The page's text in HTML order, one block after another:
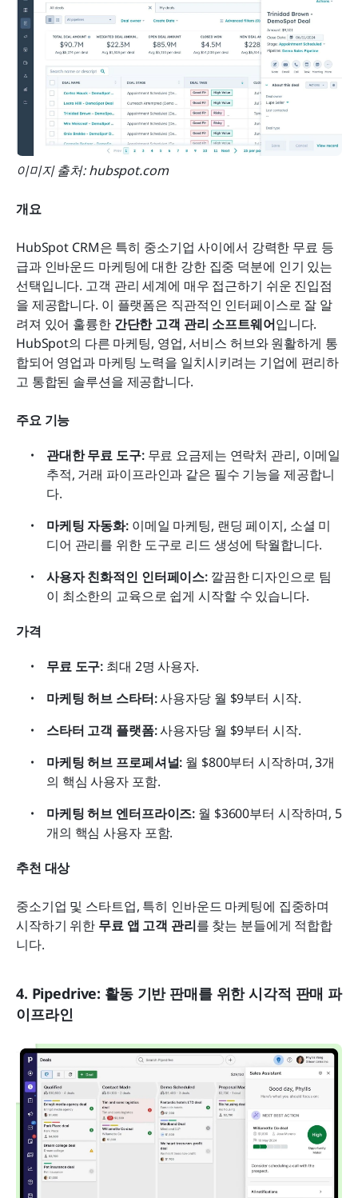
이미지 출처: hubspot.com
개요
HubSpot CRM은 특히 중소기업 사이에서 강력한 무료 등
급과 인바운드 마케팅에 대한 강한 집중 덕분에 인기 있는
선택입니다. 고객 관리 세계에 매우 접근하기 쉬운 진입점
을 제공합니다. 이 플랫폼은 직관적인 인터페이스로 잘 알
려져 있어 훌륭한 간단한 고객 관리 소프트웨어입니다.
HubSpot의 다른 마케팅, 영업, 서비스 허브와 원활하게 통
합되어 영업과 마케팅 노력을 일치시키려는 기업에 편리하
고 통합된 솔루션을 제공합니다.
주요 기능
관대한 무료 도구: 무료 요금제는 연락처 관리, 이메일
추적, 거래 파이프라인과 같은 필수 기능을 제공합니
다.
마케팅 자동화: 이메일 마케팅, 랜딩 페이지, 소셜 미
디어 관리를 위한 도구로 리드 생성에 탁월합니다.
사용자 친화적인 인터페이스: 깔끔한 디자인으로 팀
이 최소한의 교육으로 쉽게 시작할 수 있습니다.
가격
무료 도구: 최대 2명 사용자.
마케팅 허브 스타터: 사용자당 월 $9부터 시작.
스타터 고객 플랫폼: 사용자당 월 $9부터 시작.
마케팅 허브 프로페셔널: 월 $800부터 시작하며, 3개
의 핵심 사용자 포함.
마케팅 허브 엔터프라이즈: 월 $3600부터 시작하며, 5
개의 핵심 사용자 포함.
추천 대상
중소기업 및 스타트업, 특히 인바운드 마케팅에 집중하며
시작하기 위한 무료 앱 고객 관리를 찾는 분들에게 적합합
니다.
4. Pipedrive: 활동 기반 판매를 위한 시각적 판매 파
이프라인